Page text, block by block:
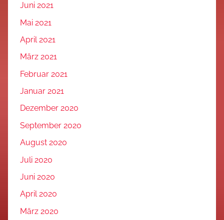
Juni 2021
Mai 2021
April 2021
März 2021
Februar 2021
Januar 2021
Dezember 2020
September 2020
August 2020
Juli 2020
Juni 2020
April 2020
März 2020